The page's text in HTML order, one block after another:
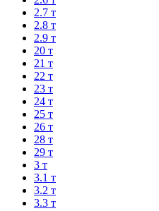
2.7 т
2.8 т
2.9 т
20 т
21 т
22 т
23 т
24 т
25 т
26 т
28 т
29 т
3 т
3.1 т
3.2 т
3.3 т